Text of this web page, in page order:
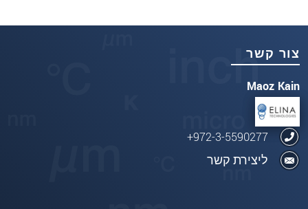
צור קשר
Maoz Kain
972-3-5590277+
ליצירת קשר